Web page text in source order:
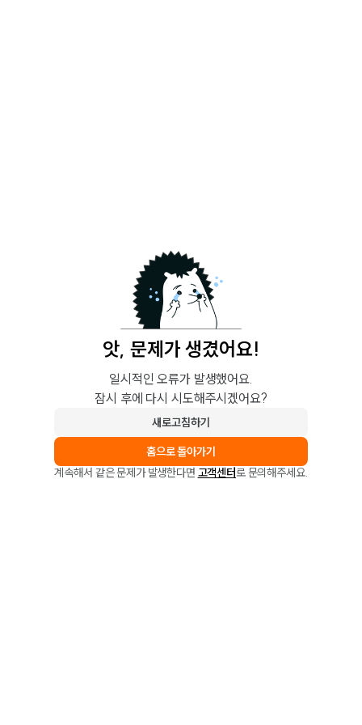
앗, 문제가 생겼어요!
일시적인 오류가 발생했어요.
잠시 후에 다시 시도해주시겠어요?
새로고침하기
홈으로 돌아가기
계속해서 같은 문제가 발생한다면 고객센터로 문의해주세요.